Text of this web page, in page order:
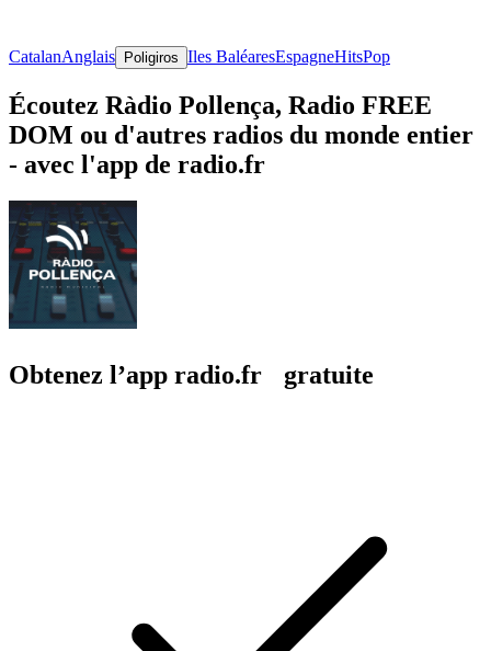
CatalanAnglais Poligiros Iles BaléaresEspagneHitsPop
Écoutez Ràdio Pollença, Radio FREE
DOM ou d'autres radios du monde entier
- avec l'app de radio.fr
Obtenez l’app radio.fr gratuite